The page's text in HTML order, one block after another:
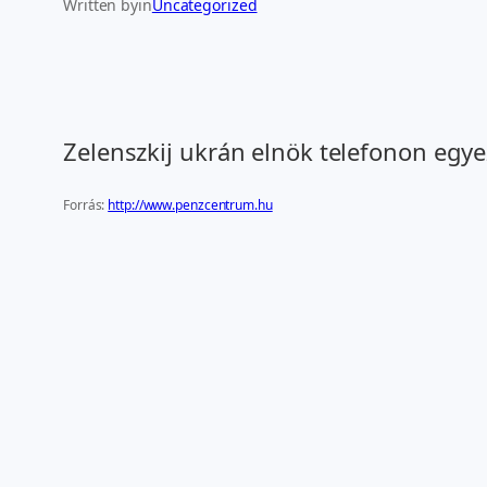
Written byinUncategorized
Zelenszkij ukrán elnök telefonon
Forrás: http://www.penzcentrum.hu